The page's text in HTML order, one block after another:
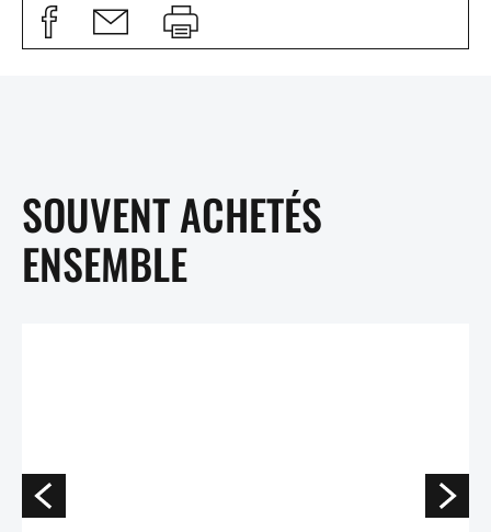
SOUVENT ACHETÉS
ENSEMBLE